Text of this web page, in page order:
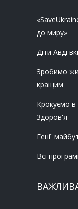
до миру»
Діти
Зробимо
кращим
Крокуємо в
Здоров'я
Генії
Всі